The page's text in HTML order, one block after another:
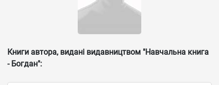
Книги автора, видані видавництвом "Навчальна книга
- Богдан":